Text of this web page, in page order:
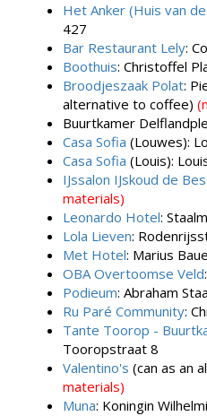
Het Anker (Huis van
427
Bar Restaurant Lely:
Boothuis: Christoffel
Broodjeszaak Polat:
alternative to coffee)
Buurtkamer
Casa Sofia (Louwes):
Casa Sofia (Louis):
IJssalon IJskoud de
materials)
Leonardo Hotel:
Lola Lieven:
Met Hotel: Marius
OBA Overtoomse Veld
Podieum: Abraham
Ru Paré Community:
Tante Toorop -
Tooropstraat 8
Valentino's (can as an
materials)
Muna: Koningin